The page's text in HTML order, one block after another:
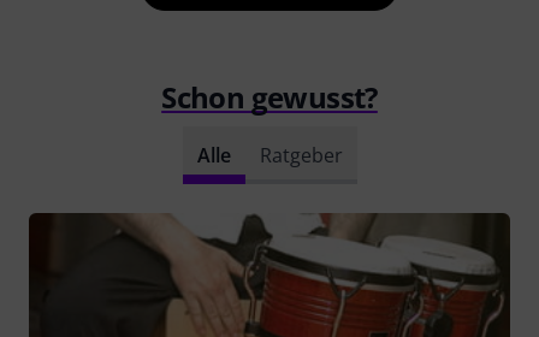
Schon gewusst?
Alle Ratgeber